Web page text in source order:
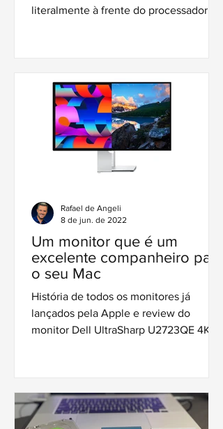
literalmente à frente do processador M1
Um monitor que é um
excelente companheiro para
o seu Mac
História de todos os monitores já
lançados pela Apple e review do
monitor Dell UltraSharp U2723QE 4K
Rafael de Angeli
8 de jun. de 2022